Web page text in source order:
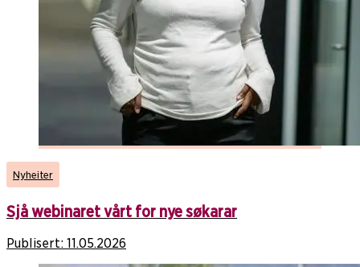
Nyheiter
Sjå webinaret vårt for nye søkarar
Publisert: 11.05.2026